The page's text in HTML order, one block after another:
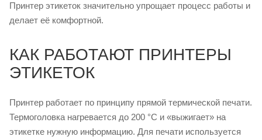
Принтер этикеток значительно упрощает процесс работы и
делает её комфортной.
КАК РАБОТАЮТ ПРИНТЕРЫ
ЭТИКЕТОК
Принтер работает по принципу прямой термической печати.
Термоголовка нагревается до 200 °С и «выжигает» на
этикетке нужную информацию. Для печати используется